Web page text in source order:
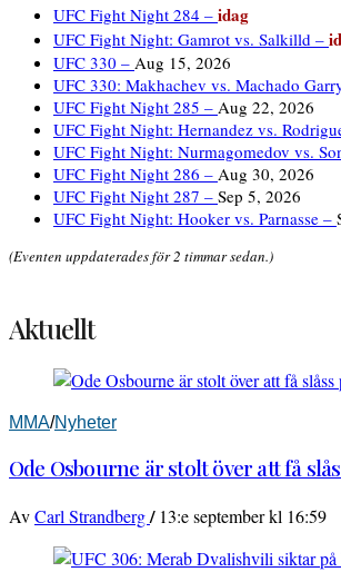
UFC Fight Night 284 – idag
UFC Fight Night: Gamrot vs. Salkilld –
UFC 330 – Aug 15, 2026
UFC 330: Makhachev vs. Machado
UFC Fight Night 285 – Aug 22, 2026
UFC Fight Night: Hernandez vs.
UFC Fight Night: Nurmagomedov vs.
UFC Fight Night 286 – Aug 30, 2026
UFC Fight Night 287 – Sep 5, 2026
UFC Fight Night: Hooker vs. Parnasse –
(Eventen uppdaterades för 2 timmar sedan.)
Aktuellt
MMA/Nyheter
Ode Osbourne är stolt över att få
AvCarl Strandberg/ 13:e september kl 16:59